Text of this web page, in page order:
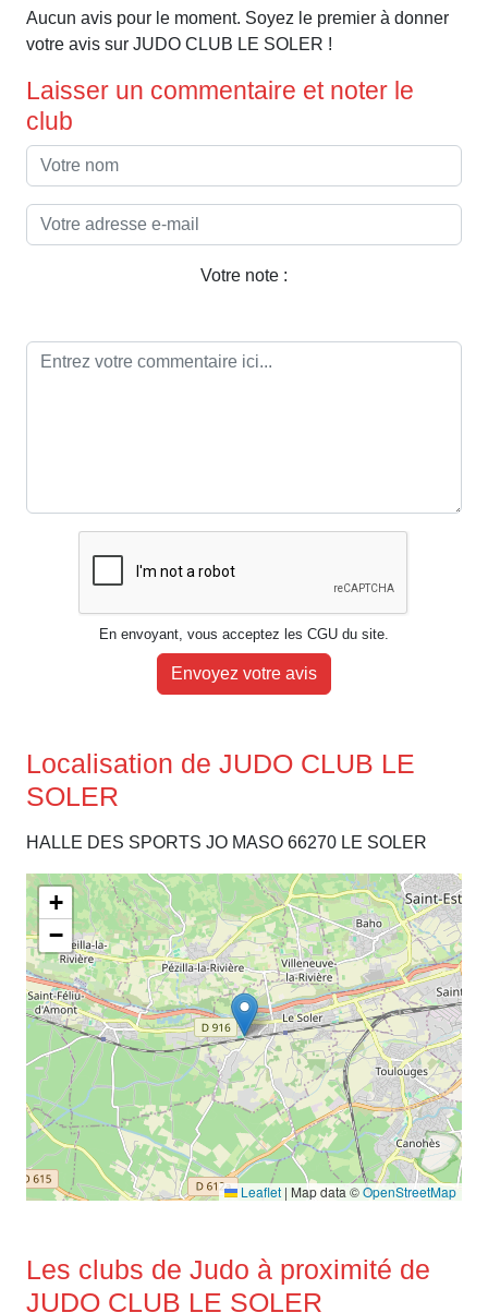
Aucun avis pour le moment. Soyez le premier à donner
votre avis sur JUDO CLUB LE SOLER !
Laisser un commentaire et noter le
club
Votre note :
En envoyant, vous acceptez les CGU du site.
Envoyez votre avis
Localisation de JUDO CLUB LE
SOLER
HALLE DES SPORTS JO MASO 66270 LE SOLER
+
−
Leaflet | Map data ©OpenStreetMap
Les clubs de Judo à proximité de
JUDO CLUB LE SOLER